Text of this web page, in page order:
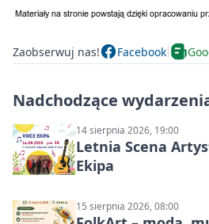
Zaobserwuj nas! Facebook
Nadchodzące
14 sierpnia 2026, 19:00
Letnia Scena
Ekipa
15 sierpnia 2026, 08:00